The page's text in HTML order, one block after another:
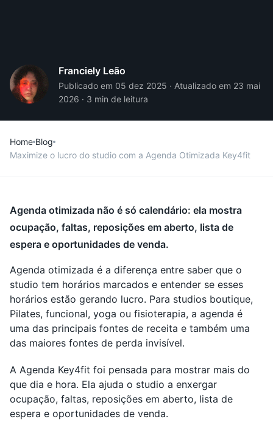
Franciely Leão
Publicado em 05 dez 2025 · Atualizado em 23 mai
2026 · 3 min de leitura
Home Blog
Maximize o lucro do studio com a Agenda Otimizada Key4fit
Agenda otimizada não é só calendário: ela mostra
ocupação, faltas, reposições em aberto, lista de
espera e oportunidades de venda.
Agenda otimizada é a diferença entre saber que o
studio tem horários marcados e entender se esses
horários estão gerando lucro. Para studios boutique,
Pilates, funcional, yoga ou fisioterapia, a agenda é
uma das principais fontes de receita e também uma
das maiores fontes de perda invisível.
A Agenda Key4fit foi pensada para mostrar mais do
que dia e hora. Ela ajuda o studio a enxergar
ocupação, faltas, reposições em aberto, lista de
espera e oportunidades de venda.